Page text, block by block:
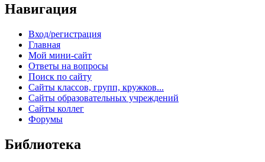
Навигация
Вход/регистрация
Главная
Мой мини-сайт
Ответы на вопросы
Поиск по сайту
Сайты классов, групп, кружков...
Сайты образовательных учреждений
Сайты коллег
Форумы
Библиотека